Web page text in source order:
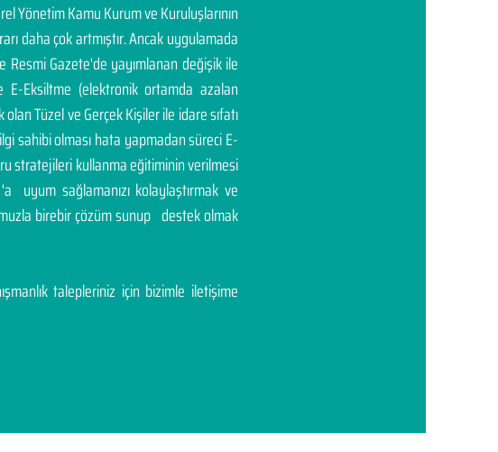
Yönetim Kamu Kurum ve Kuruluşlarının
daha çok artmıştır. Ancak uygulamada
Gazete'de yayımlanan değişik ile
Eksiltme (elektronik ortamda azalan
Tüzel ve Gerçek Kişiler ile idare sıfatı
sahibi olması hata yapmadan süreci E-
stratejileri kullanma eğitiminin verilmesi
uyum sağlamanızı kolaylaştırmak ve
birebir çözüm sunup destek olmak
talepleriniz için bizimle iletişime